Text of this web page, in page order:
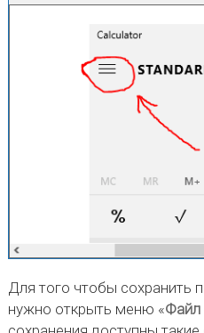
Для того чтобы сохранить
нужно открыть меню «Файл